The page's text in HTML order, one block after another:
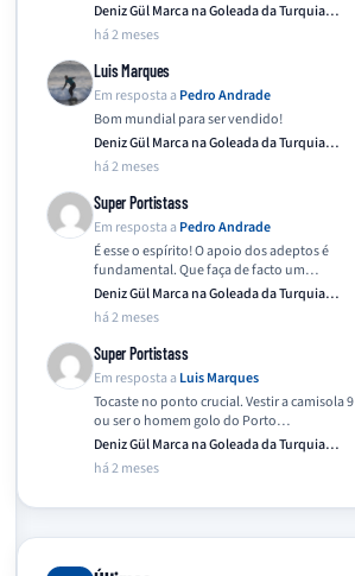
Deniz Gül Marca na Goleada da Turquia
Frente…
há 2 meses
Luis Marques
Em resposta a Pedro Andrade
Bom mundial para ser vendido!
Deniz Gül Marca na Goleada da Turquia
Frente…
há 2 meses
Super Portistass
Em resposta a Pedro Andrade
É esse o espírito! O apoio dos adeptos é
fundamental. Que faça de facto um…
Deniz Gül Marca na Goleada da Turquia
Frente…
há 2 meses
Super Portistass
Em resposta a Luis Marques
Tocaste no ponto crucial. Vestir a camisola 9
ou ser o homem golo do Porto…
Deniz Gül Marca na Goleada da Turquia
Frente…
há 2 meses